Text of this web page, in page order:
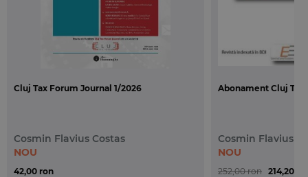
Cluj Tax Forum Journal 1/2026
Cosmin Flavius Costas
42,00 ron
NOU
Abonament Cluj Tax
Cosmin Flavius
252,00 ron 214,20
NOU